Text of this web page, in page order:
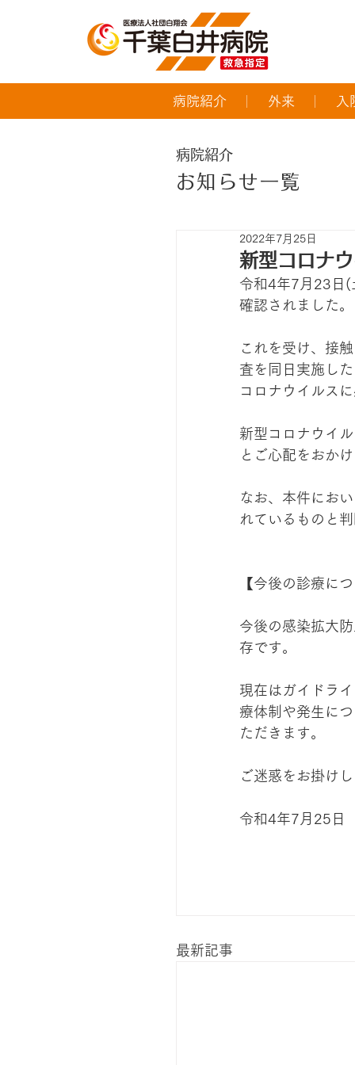
病院紹介 外来 入
病院紹介
お知らせ一覧
新型コロナ
2022年7月25日
令和4年7月23日(
確認されました。
これを受け、接
査を同日実施し
コロナウイルス
新型コロナウイ
とご心配をおか
なお、本件にお
れているものと
【今後の診療につ
今後の感染拡大
存です。
現在はガイドラ
療体制や発生に
ただきます。
ご迷惑をお掛け
令和4年7月25日
最新記事